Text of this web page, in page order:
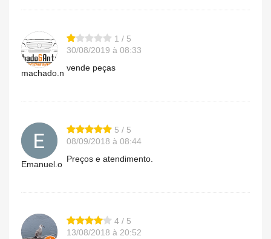
machado.n
1 / 5
30/08/2019 à 08:33
vende peças
Emanuel.o
5 / 5
08/09/2018 à 08:44
Preços e atendimento.
4 / 5
13/08/2018 à 20:52